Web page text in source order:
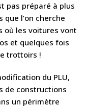
pas préparé à plus
l’on cherche
où les voitures vont
et quelques fois
trottoirs !
du PLU,
de constructions
un périmètre